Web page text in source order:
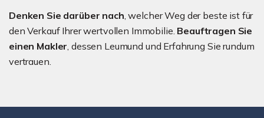
Denken Sie darüber nach , welcher Weg der beste ist für
den Verkauf Ihrer wertvollen Immobilie. Beauftragen Sie
einen Makler , dessen Leumund und Erfahrung Sie rundum
vertrauen.